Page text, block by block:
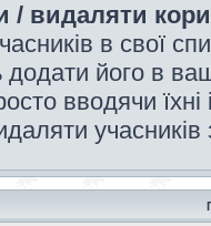
видаляти
в свої
його в
вводячи
учасників